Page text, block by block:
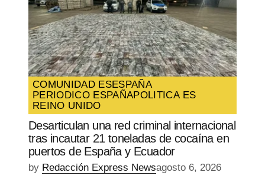
COMUNIDAD ESESPAÑA
PERIODICO ESPAÑAPOLITICA ES
REINO UNIDO
Desarticulan una red criminal internacional
tras incautar 21 toneladas de cocaína en
puertos de España y Ecuador
by Redacción Express Newsagosto 6, 2026